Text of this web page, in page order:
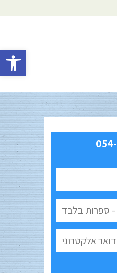
פתח
מלאו את הטופס / התקשרו 054-